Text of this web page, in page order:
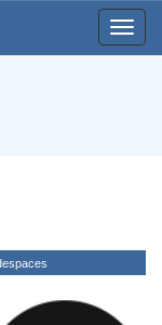
Toggle